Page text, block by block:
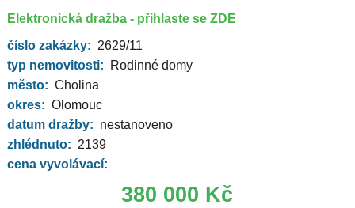
Elektronická dražba - přihlaste se ZDE
číslo zakázky: 2629/11
typ nemovitosti:
Rodinné domy
město: Cholina
okres: Olomouc
datum dražby: nestanoveno
zhlédnuto: 2139
cena vyvolávací:
380 000 Kč